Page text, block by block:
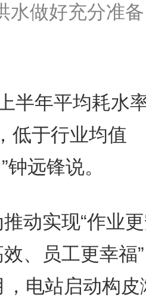
水做好充分准
年平均耗水
低于行业均值
远锋说。
实现“作业
、员工更幸福
，电站启动构皮